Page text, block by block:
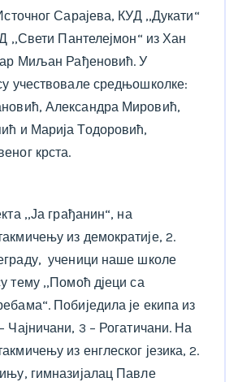
Сарајева, КУД ,,Дукати“
,,Свети Пантелејмон“ из Хан
Миљан Рађеновић. У
учествовале средњошколке:
Александра Мировић,
и Марија Тодоровић,
крста.
,,Ја грађанин“, на
из демократије, 2.
ученици наше школе
тему ,,Помоћ дјеци са
Побиједила је екипа из
Чајничани, 3 – Рогатичани. На
из енглеског језика, 2.
гимназијалац Павле